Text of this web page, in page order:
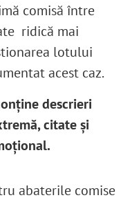
comisă între
ridică mai
lotului
acest caz.
descrieri
citate și
abaterile comise